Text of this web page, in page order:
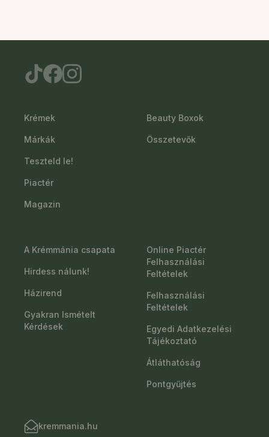
Krémek
Márkák
Teszteld le!
Piactér
Magazin
Beauty Boxok
Összetevők
A Krémmánia csapata
Hirdess nálunk!
Házirend
Gyakran Ismételt
Kérdések
Online Piactér
Felhasználási
Feltételek
Felhasználási
Feltételek
Egyedi Adatkezelési
Tájékoztató
Átláthatóság
Pontgyűjtés
kremmania.hu